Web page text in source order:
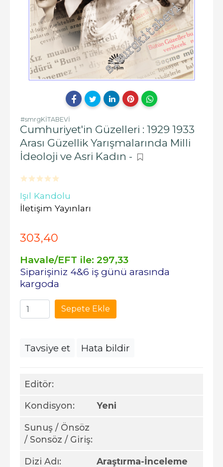
#smrgKİTABEVİ
Cumhuriyet'in Güzelleri : 1929 1933
Arası Güzellik Yarışmalarında Milli
İdeoloji ve Asri Kadın -
Işıl Kandolu
İletişim Yayınları
Editör:
Kondisyon: Yeni
Sunuş / Önsöz
/ Sonsöz / Giriş:
Dizi Adı: Araştırma-İnceleme
303,40
Havale/EFT ile: 297,33
Siparişiniz 4&6 iş günü arasında
kargoda
Sepete Ekle
Tavsiye et Hata bildir